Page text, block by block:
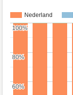
Nederland
60%
60%
80%
80%
100%
100%